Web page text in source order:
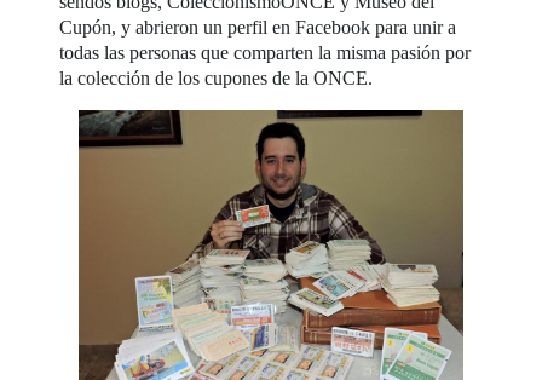
Cupón, y abrieron un perfil en Facebook para unir a
todas las personas que comparten la misma pasión por
la colección de los cupones de la ONCE.